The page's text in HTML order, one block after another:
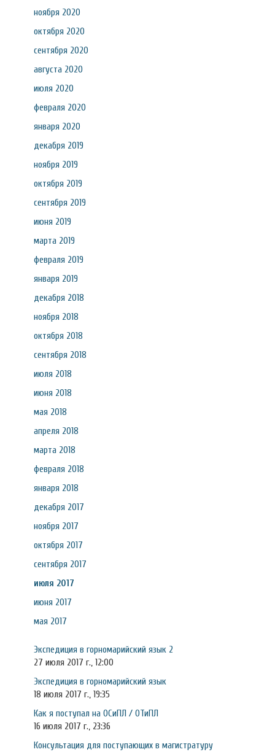
ноября 2020
октября 2020
сентября 2020
августа 2020
июля 2020
февраля 2020
января 2020
декабря 2019
ноября 2019
октября 2019
сентября 2019
июня 2019
марта 2019
февраля 2019
января 2019
декабря 2018
ноября 2018
октября 2018
сентября 2018
июля 2018
июня 2018
мая 2018
апреля 2018
марта 2018
февраля 2018
января 2018
декабря 2017
ноября 2017
октября 2017
сентября 2017
июля 2017
июня 2017
мая 2017
Экспедиция в горномарийский язык 2
27 июля 2017 г., 12:00
Экспедиция в горномарийский язык
18 июля 2017 г., 19:35
Как я поступал на ОСиПЛ / ОТиПЛ
16 июля 2017 г., 23:36
Консультация для поступающих в магистратуру